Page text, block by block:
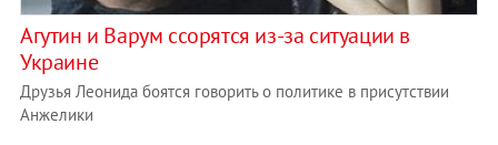
Агутин и Варум ссорятся из-за ситуации в
Украине
Друзья Леонида боятся говорить о политике в присутствии
Анжелики